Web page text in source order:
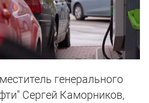
генерального
Сергей Каморников,